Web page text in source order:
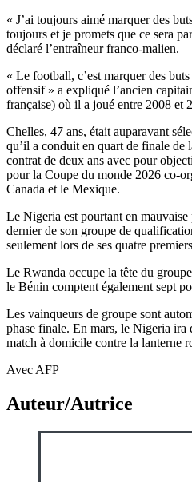
« J’ai toujours aimé marquer des
toujours et je promets que ce sera
déclaré l’entraîneur franco-malien.
« Le football, c’est marquer des
offensif » a expliqué l’ancien
française) où il a joué entre 2008 et
Chelles, 47 ans, était auparavant
qu’il a conduit en quart de finale
contrat de deux ans avec pour
pour la Coupe du monde 2026 co-
Canada et le Mexique.
Le Nigeria est pourtant en
dernier de son groupe de
seulement lors de ses quatre
Le Rwanda occupe la tête du
le Bénin comptent également sept
Les vainqueurs de groupe sont
phase finale. En mars, le Nigeria ira
match à domicile contre la lanterne
Avec AFP
Auteur/Autrice